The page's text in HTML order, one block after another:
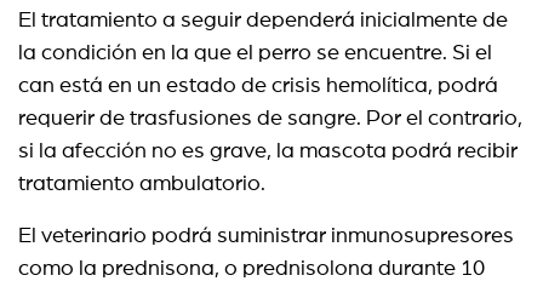
El tratamiento a seguir dependerá inicialmente de
la condición en la que el perro se encuentre. Si el
can está en un estado de crisis hemolítica, podrá
requerir de trasfusiones de sangre. Por el contrario,
si la afección no es grave, la mascota podrá recibir
tratamiento ambulatorio.
El veterinario podrá suministrar inmunosupresores
como la prednisona, o prednisolona durante 10